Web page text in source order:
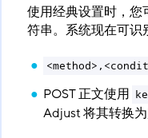
使用经典设置时，您
符串。系统现在可识
POST 正文使用
Adjust 将其转换为